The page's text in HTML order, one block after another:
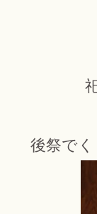
後祭で